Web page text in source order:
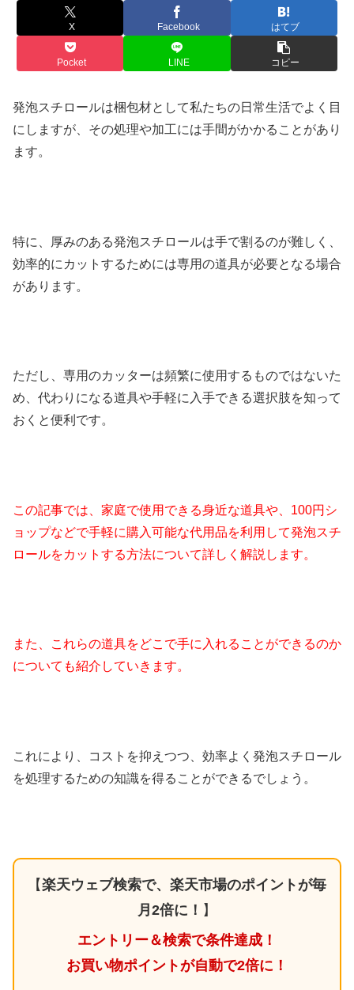
X Facebook はてブ
Pocket LINE コピー
発泡スチロールは梱包材として私たちの日常生活でよく目
にしますが、その処理や加工には手間がかかることがあり
ます。
特に、厚みのある発泡スチロールは手で割るのが難しく、
効率的にカットするためには専用の道具が必要となる場合
があります。
ただし、専用のカッターは頻繁に使用するものではないた
め、代わりになる道具や手軽に入手できる選択肢を知って
おくと便利です。
この記事では、家庭で使用できる身近な道具や、100円シ
ョップなどで手軽に購入可能な代用品を利用して発泡スチ
ロールをカットする方法について詳しく解説します。
また、これらの道具をどこで手に入れることができるのか
についても紹介していきます。
これにより、コストを抑えつつ、効率よく発泡スチロール
を処理するための知識を得ることができるでしょう。
【楽天ウェブ検索で、楽天市場のポイントが毎
月2倍に！ 】
エントリー＆検索で条件達成！
お買い物ポイントが自動で2倍に！